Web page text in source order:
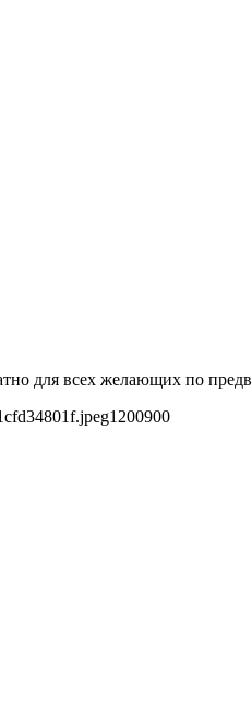
для всех желающих по
1200900